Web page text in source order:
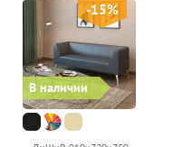
В наличии
-15%